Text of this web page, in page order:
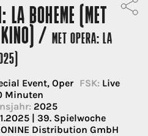
LA BOHEME (MET
/ MET OPERA: LA
Event, Oper FSK: Live
Minuten
2025
| 39. Spielwoche
Distribution GmbH